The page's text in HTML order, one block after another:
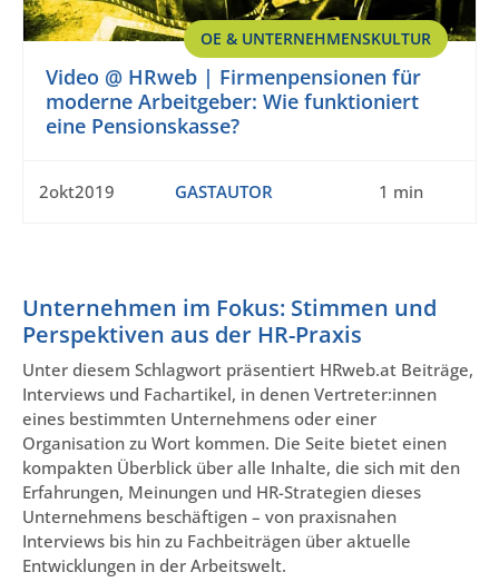
OE & UNTERNEHMENSKULTUR
Video @ HRweb | Firmenpensionen für
moderne Arbeitgeber: Wie funktioniert
eine Pensionskasse?
2okt2019 GASTAUTOR 1 min
Unternehmen im Fokus: Stimmen und
Perspektiven aus der HR-Praxis
Unter diesem Schlagwort präsentiert HRweb.at Beiträge,
Interviews und Fachartikel, in denen Vertreter:innen
eines bestimmten Unternehmens oder einer
Organisation zu Wort kommen. Die Seite bietet einen
kompakten Überblick über alle Inhalte, die sich mit den
Erfahrungen, Meinungen und HR-Strategien dieses
Unternehmens beschäftigen – von praxisnahen
Interviews bis hin zu Fachbeiträgen über aktuelle
Entwicklungen in der Arbeitswelt.